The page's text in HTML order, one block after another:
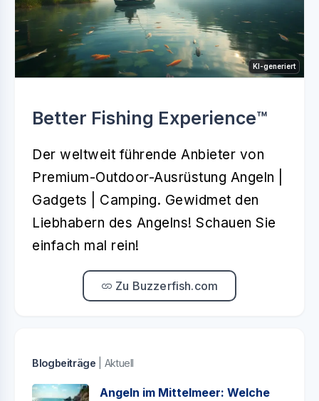
KI-generiert
Better Fishing Experience™️
Der weltweit führende Anbieter von
Premium-Outdoor-Ausrüstung Angeln |
Gadgets | Camping. Gewidmet den
Liebhabern des Angelns! Schauen Sie
einfach mal rein!
Zu Buzzerfish.com
Blogbeiträge | Aktuell
Angeln im Mittelmeer: Welche